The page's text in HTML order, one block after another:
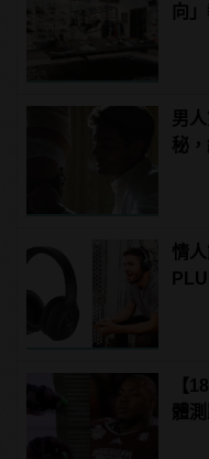
向
男
秘
情
【
體